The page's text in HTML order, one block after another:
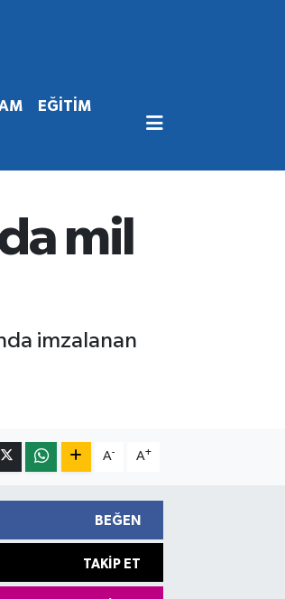
EĞİTİM
mil
imzalanan
A- A+
BEĞEN
TAKIP ET